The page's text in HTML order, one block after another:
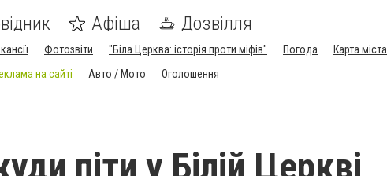
Афіша Дозвілля
Фотозвіти "Біла Церква: історія проти міфів" Погода
Карта міста
на сайті Авто / Мото Оголошення
піти у Білій Церкві